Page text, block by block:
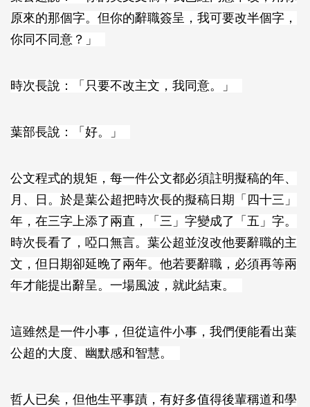
原來的那個字。但你的辭職簽呈，我可要改半個字，
你同不同意？」
時次長說：「只要不改主文，我同意。」
葉部長說：「好。」
公文程式的規矩，每一件公文都必須註明擬稿的年、
月、日。於是葉公超把時次長的擬稿日期「四十三」
年，在三字上添了兩直，「三」字變成了「五」字。
時次長看了，啞口無言。葉公超並沒改他要辭職的主
文，但日期卻延晚了兩年。他若要辭職，必須再等兩
年才能提出辭呈。一場風波，就此結束。
這雖然是一件小事，但從這件小事，我們便能看出葉
公超的大度、幽默感和智慧。
哲人已矣，但他生平事蹟，有好多值得後輩稱道和學